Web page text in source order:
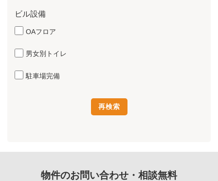
ビル設備
OAフロア
男女別トイレ
駐車場完備
物件のお問い合わせ・相談無料